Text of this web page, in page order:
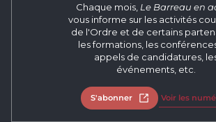
Chaque mois, Le Barreau en
vous informe sur les activités
de l'Ordre et de certains
les formations, les
appels de candidatures,
événements, etc.
S'abonner Ouvrir dans un
Voir les